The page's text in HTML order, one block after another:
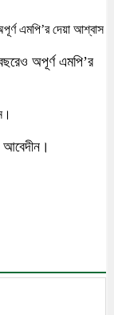
অপূর্ণ এমপি’র
আবেদীন।